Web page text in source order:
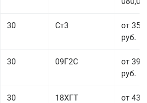
30 Ст3
от 35
руб.
30 09Г2С
от 39
руб.
30 18ХГТ
от 43